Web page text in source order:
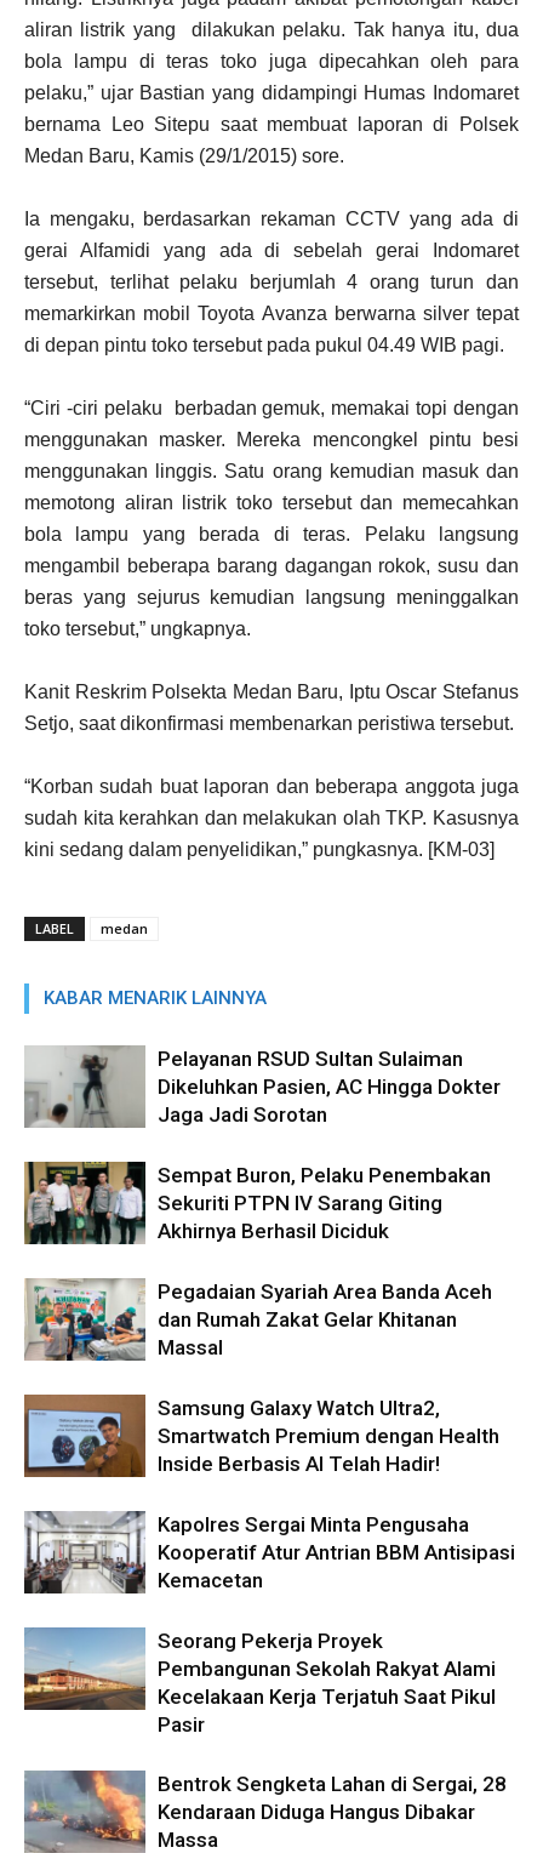
aliran listrik yang dilakukan pelaku. Tak hanya itu, dua
bola lampu di teras toko juga dipecahkan oleh para
pelaku,” ujar Bastian yang didampingi Humas Indomaret
bernama Leo Sitepu saat membuat laporan di Polsek
Medan Baru, Kamis (29/1/2015) sore.
Ia mengaku, berdasarkan rekaman CCTV yang ada di
gerai Alfamidi yang ada di sebelah gerai Indomaret
tersebut, terlihat pelaku berjumlah 4 orang turun dan
memarkirkan mobil Toyota Avanza berwarna silver tepat
di depan pintu toko tersebut pada pukul 04.49 WIB pagi.
“Ciri -ciri pelaku berbadan gemuk, memakai topi dengan
menggunakan masker. Mereka mencongkel pintu besi
menggunakan linggis. Satu orang kemudian masuk dan
memotong aliran listrik toko tersebut dan memecahkan
bola lampu yang berada di teras. Pelaku langsung
mengambil beberapa barang dagangan rokok, susu dan
beras yang sejurus kemudian langsung meninggalkan
toko tersebut,” ungkapnya.
Kanit Reskrim Polsekta Medan Baru, Iptu Oscar Stefanus
Setjo, saat dikonfirmasi membenarkan peristiwa tersebut.
“Korban sudah buat laporan dan beberapa anggota juga
sudah kita kerahkan dan melakukan olah TKP. Kasusnya
kini sedang dalam penyelidikan,” pungkasnya. [KM-03]
LABEL medan
KABAR MENARIK LAINNYA
Pelayanan RSUD Sultan Sulaiman
Dikeluhkan Pasien, AC Hingga Dokter
Jaga Jadi Sorotan
Sempat Buron, Pelaku Penembakan
Sekuriti PTPN IV Sarang Giting
Akhirnya Berhasil Diciduk
Pegadaian Syariah Area Banda Aceh
dan Rumah Zakat Gelar Khitanan
Massal
Samsung Galaxy Watch Ultra2,
Smartwatch Premium dengan Health
Inside Berbasis AI Telah Hadir!
Kapolres Sergai Minta Pengusaha
Kooperatif Atur Antrian BBM Antisipasi
Kemacetan
Seorang Pekerja Proyek
Pembangunan Sekolah Rakyat Alami
Kecelakaan Kerja Terjatuh Saat Pikul
Pasir
Bentrok Sengketa Lahan di Sergai, 28
Kendaraan Diduga Hangus Dibakar
Massa